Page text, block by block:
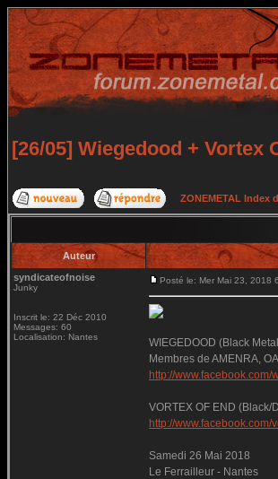
[26/05] Wiegedood + Vortex
ZONEMETAL Index
Auteur
syndicateofnoise
Junky
Inscrit le: 22 Déc 2010
Messages: 60
Localisation: Nantes
Posté le: Mer Mai 23, 2018
WIEGEDOOD (Black
Membres de AMENRA,
http://www.facebook.com/
VORTEX OF END (Black/
http://www.facebook.com/
Samedi 26 Mai 2018
Le Ferrailleur - Nantes